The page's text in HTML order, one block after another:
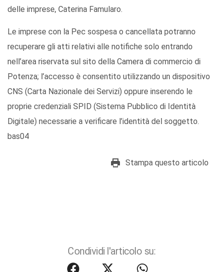
delle imprese, Caterina Famularo.
Le imprese con la Pec sospesa o cancellata potranno
recuperare gli atti relativi alle notifiche solo entrando
nell’area riservata sul sito della Camera di commercio di
Potenza; l’accesso è consentito utilizzando un dispositivo
CNS (Carta Nazionale dei Servizi) oppure inserendo le
proprie credenziali SPID (Sistema Pubblico di Identità
Digitale) necessarie a verificare l’identità del soggetto.
bas04
Stampa questo articolo
Condividi l'articolo su: